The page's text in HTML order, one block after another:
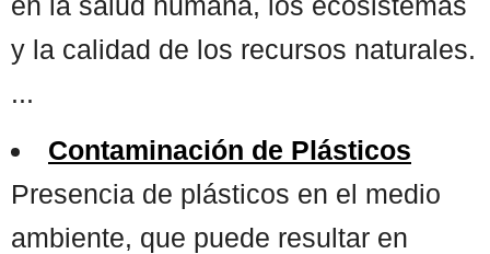
y la calidad de los recursos naturales.
...
Contaminación de Plásticos
Presencia de plásticos en el medio
ambiente, que puede resultar en